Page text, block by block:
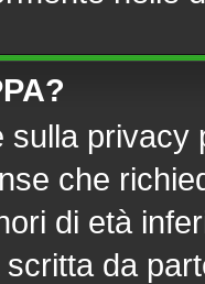
sulla
che
di età
da